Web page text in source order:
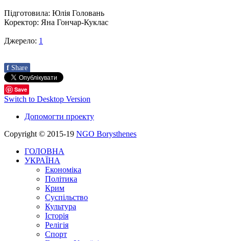
Підготовила: Юлія Головань
Коректор: Яна Гончар-Куклас
Джерело: 1
f Share
Save
Switch to Desktop Version
Допомогти проекту
Copyright © 2015-19 NGO Borysthenes
ГОЛОВНА
УКРАЇНА
Економіка
Політика
Крим
Суспільство
Культура
Історія
Релігія
Спорт